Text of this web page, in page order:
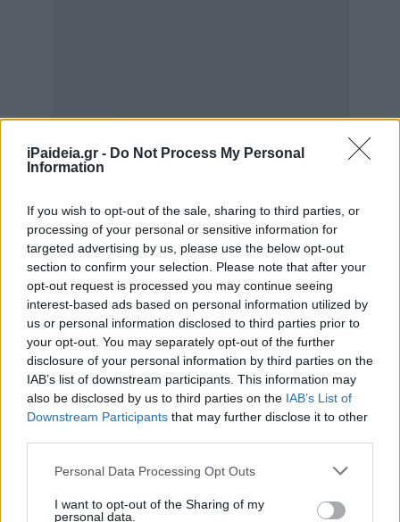
iPaideia.gr - Do Not Process My Personal
Information
If you wish to opt-out of the sale, sharing to third parties, or
processing of your personal or sensitive information for
targeted advertising by us, please use the below opt-out
section to confirm your selection. Please note that after your
opt-out request is processed you may continue seeing
interest-based ads based on personal information utilized by
us or personal information disclosed to third parties prior to
your opt-out. You may separately opt-out of the further
disclosure of your personal information by third parties on the
IAB’s list of downstream participants. This information may
also be disclosed by us to third parties on the IAB’s List of
Downstream Participants that may further disclose it to other
Please note that this website/app uses one or more Google
not limited to your visit or usage behaviour. You may click to
Personal Data Processing Opt Outs
I want to opt-out of the Sharing of my
personal data.